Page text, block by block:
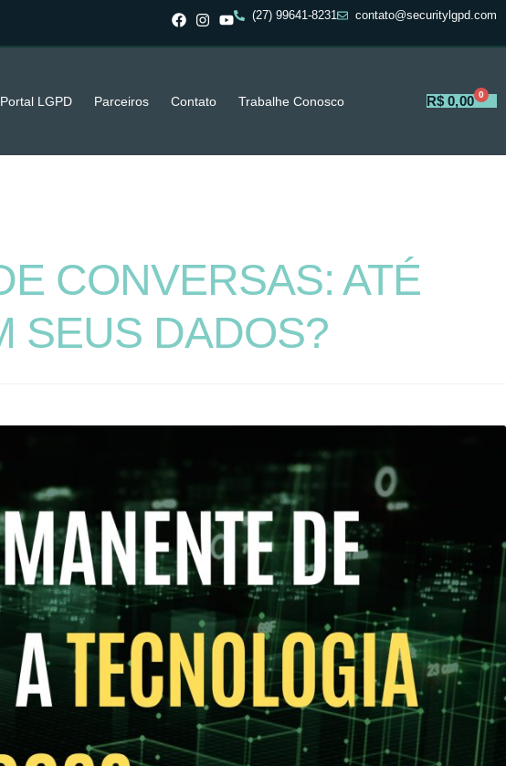
(27) 99641-8231 contato@securitylgpd.com
Portal LGPD Parceiros Contato Trabalhe Conosco R$ 0,00 0
CONVERSAS: ATÉ
SEUS DADOS?